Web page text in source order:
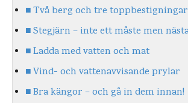
Två berg och tre
Stegjärn – inte ett måste men
Ladda med vatten och mat
Vind- och vattenavvisande prylar
Bra kängor – och gå in dem innan!